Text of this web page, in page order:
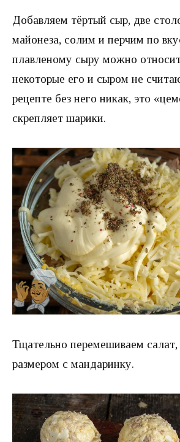
Добавляем тёртый сыр, две
майонеза, солим и перчим по
плавленому сыру можно
некоторые его и сыром не
рецепте без него никак, это
скрепляет шарики.
Тщательно перемешиваем
размером с мандаринку.